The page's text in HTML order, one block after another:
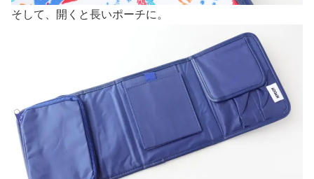
そして、開くと長いポーチに。